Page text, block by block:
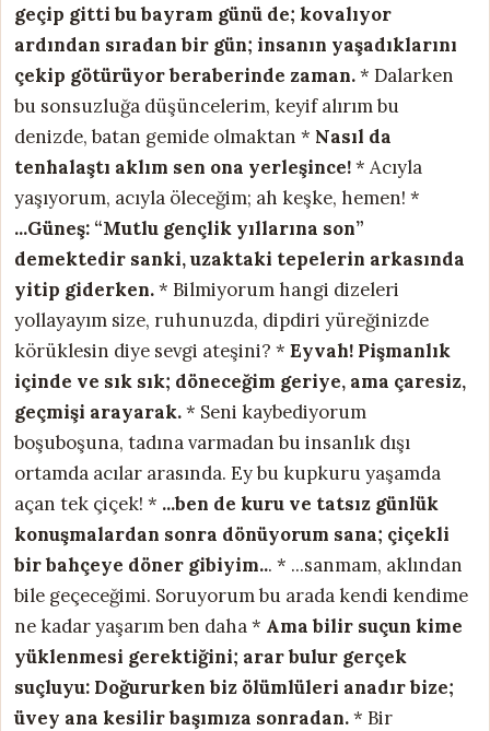
geçip gitti bu bayram günü de; kovalıyor
ardından sıradan bir gün; insanın yaşadıklarını
çekip götürüyorberaberinde zaman.* Dalarken
bu sonsuzluğa düşüncelerim, keyif alırım bu
denizde, batan gemide olmaktan * Nasıl da
tenhalaştı aklım sen ona yerleşince!* Acıyla
yaşıyorum, acıyla öleceğim; ah keşke, hemen! *
...Güneş: “Mutlu gençlik yıllarına son”
demektedir sanki,uzaktaki tepelerin arkasında
yitip giderken.* Bilmiyorum hangi dizeleri
yollayayım size, ruhunuzda, dipdiri yüreğinizde
körüklesin diye sevgi ateşini? * Eyvah! Pişmanlık
içinde ve sık sık; döneceğim geriye, ama çaresiz,
geçmişi arayarak.* Seni kaybediyorum
boşuboşuna, tadına varmadan bu insanlık dışı
ortamda acılar arasında. Ey bu kupkuru yaşamda
açan tek çiçek! * ...ben de kuru ve tatsız günlük
konuşmalardan sonra dönüyorum sana; çiçekli
bir bahçeye döner gibiyim... * ...sanmam, aklından
bile geçeceğimi. Soruyorum bu arada kendi kendime
ne kadar yaşarım ben daha * Ama bilir suçun kime
yüklenmesi gerektiğini; arar bulur gerçek
suçluyu: Doğururken biz ölümlüleri anadırbize;
üvey ana kesilir başımıza sonradan.* Bir